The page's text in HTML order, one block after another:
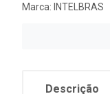
Marca: INTELBRAS
Descrição